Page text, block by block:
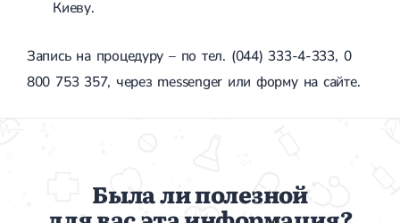
Киеву.
Запись на процедуру – по тел. (044) 333-4-333, 0
800 753 357, через messenger или форму на сайте.
Была ли полезной